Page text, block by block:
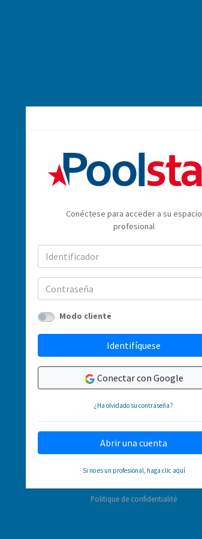
Conéctese para acceder a su espacio
profesional
Modo cliente
Identifíquese
Conectar con Google
¿Ha olvidado su contraseña?
Abrir una cuenta
Si no es un profesional, haga clic aquí
Politique de confidentialité